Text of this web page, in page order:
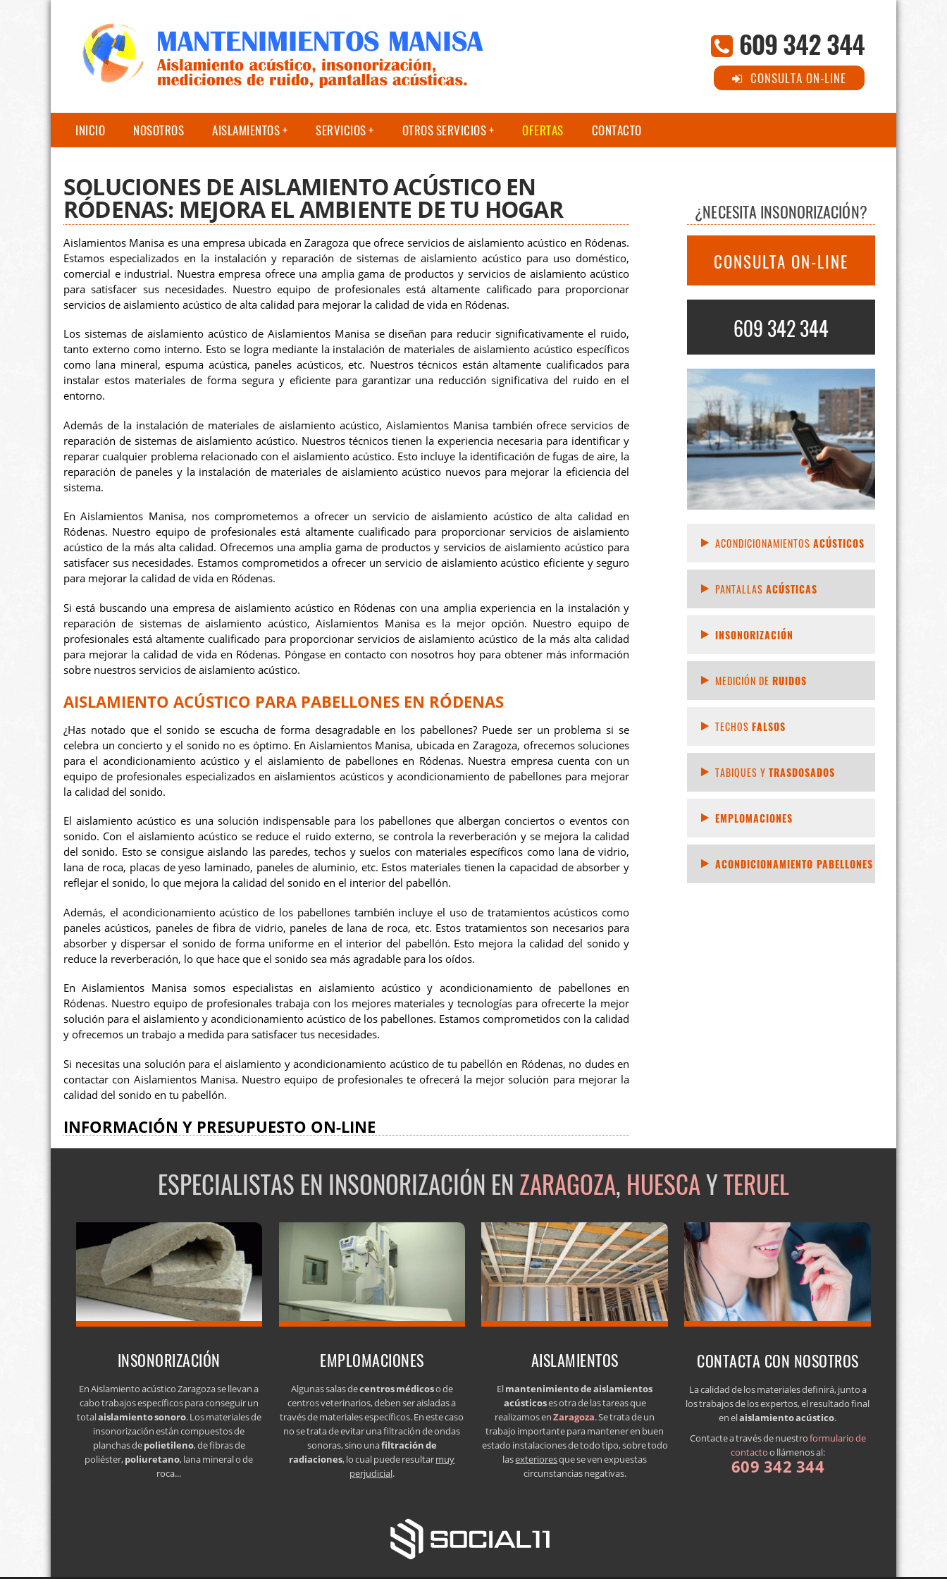
609 342 344
CONSULTA ON-LINE
INICIO NOSOTROS AISLAMIENTOS SERVICIOS OTROS SERVICIOS OFERTAS CONTACTO
SOLUCIONES DE AISLAMIENTO ACÚSTICO EN
RÓDENAS: MEJORA EL AMBIENTE DE TU HOGAR
Aislamientos Manisa es una empresa ubicada en Zaragoza que ofrece servicios de aislamiento acústico en Ródenas.
Estamos especializados en la instalación y reparación de sistemas de aislamiento acústico para uso doméstico,
comercial e industrial. Nuestra empresa ofrece una amplia gama de productos y servicios de aislamiento acústico
para satisfacer sus necesidades. Nuestro equipo de profesionales está altamente calificado para proporcionar
servicios de aislamiento acústico de alta calidad para mejorar la calidad de vida en Ródenas.
Los sistemas de aislamiento acústico de Aislamientos Manisa se diseñan para reducir significativamente el ruido,
tanto externo como interno. Esto se logra mediante la instalación de materiales de aislamiento acústico específicos
como lana mineral, espuma acústica, paneles acústicos, etc. Nuestros técnicos están altamente cualificados para
instalar estos materiales de forma segura y eficiente para garantizar una reducción significativa del ruido en el
entorno.
Además de la instalación de materiales de aislamiento acústico, Aislamientos Manisa también ofrece servicios de
reparación de sistemas de aislamiento acústico. Nuestros técnicos tienen la experiencia necesaria para identificar y
reparar cualquier problema relacionado con el aislamiento acústico. Esto incluye la identificación de fugas de aire, la
reparación de paneles y la instalación de materiales de aislamiento acústico nuevos para mejorar la eficiencia del
sistema.
En Aislamientos Manisa, nos comprometemos a ofrecer un servicio de aislamiento acústico de alta calidad en
Ródenas. Nuestro equipo de profesionales está altamente cualificado para proporcionar servicios de aislamiento
acústico de la más alta calidad. Ofrecemos una amplia gama de productos y servicios de aislamiento acústico para
satisfacer sus necesidades. Estamos comprometidos a ofrecer un servicio de aislamiento acústico eficiente y seguro
para mejorar la calidad de vida en Ródenas.
Si está buscando una empresa de aislamiento acústico en Ródenas con una amplia experiencia en la instalación y
reparación de sistemas de aislamiento acústico, Aislamientos Manisa es la mejor opción. Nuestro equipo de
profesionales está altamente cualificado para proporcionar servicios de aislamiento acústico de la más alta calidad
para mejorar la calidad de vida en Ródenas. Póngase en contacto con nosotros hoy para obtener más información
sobre nuestros servicios de aislamiento acústico.
AISLAMIENTO ACÚSTICO PARA PABELLONES EN RÓDENAS
¿Has notado que el sonido se escucha de forma desagradable en los pabellones? Puede ser un problema si se
celebra un concierto y el sonido no es óptimo. En Aislamientos Manisa, ubicada en Zaragoza, ofrecemos soluciones
para el acondicionamiento acústico y el aislamiento de pabellones en Ródenas. Nuestra empresa cuenta con un
equipo de profesionales especializados en aislamientos acústicos y acondicionamiento de pabellones para mejorar
la calidad del sonido.
El aislamiento acústico es una solución indispensable para los pabellones que albergan conciertos o eventos con
sonido. Con el aislamiento acústico se reduce el ruido externo, se controla la reverberación y se mejora la calidad
del sonido. Esto se consigue aislando las paredes, techos y suelos con materiales específicos como lana de vidrio,
lana de roca, placas de yeso laminado, paneles de aluminio, etc. Estos materiales tienen la capacidad de absorber y
reflejar el sonido, lo que mejora la calidad del sonido en el interior del pabellón.
Además, el acondicionamiento acústico de los pabellones también incluye el uso de tratamientos acústicos como
paneles acústicos, paneles de fibra de vidrio, paneles de lana de roca, etc. Estos tratamientos son necesarios para
absorber y dispersar el sonido de forma uniforme en el interior del pabellón. Esto mejora la calidad del sonido y
reduce la reverberación, lo que hace que el sonido sea más agradable para los oídos.
En Aislamientos Manisa somos especialistas en aislamiento acústico y acondicionamiento de pabellones en
Ródenas. Nuestro equipo de profesionales trabaja con los mejores materiales y tecnologías para ofrecerte la mejor
solución para el aislamiento y acondicionamiento acústico de los pabellones. Estamos comprometidos con la calidad
y ofrecemos un trabajo a medida para satisfacer tus necesidades.
Si necesitas una solución para el aislamiento y acondicionamiento acústico de tu pabellón en Ródenas, no dudes en
contactar con Aislamientos Manisa. Nuestro equipo de profesionales te ofrecerá la mejor solución para mejorar la
calidad del sonido en tu pabellón.
INFORMACIÓN Y PRESUPUESTO ON-LINE
¿NECESITA INSONORIZACIÓN?
CONSULTA ON-LINE
609 342 344
ACONDICIONAMIENTOS ACÚSTICOS
PANTALLAS ACÚSTICAS
INSONORIZACIÓN
MEDICIÓN DE RUIDOS
TECHOS FALSOS
TABIQUES Y TRASDOSADOS
EMPLOMACIONES
ACONDICIONAMIENTO PABELLONES
ESPECIALISTAS EN INSONORIZACIÓN ENZARAGOZA, HUESCAYTERUEL
INSONORIZACIÓN
En Aislamiento acústico Zaragoza se llevan a
cabo trabajos específicos para conseguir un
totalaislamiento sonoro. Los materiales de
insonorización están compuestos de
planchas depolietileno, de fibras de
poliéster,poliuretano, lana mineral o de
roca...
EMPLOMACIONES
Algunas salas decentros médicoso de
centros veterinarios, deben ser aisladas a
través de materiales específicos. En este caso
no se trata de evitar una filtración de ondas
sonoras, sino unafiltración de
radiaciones, lo cual puede resultarmuy
perjudicial.
AISLAMIENTOS
Elmantenimiento de aislamientos
acústicoses otra de las tareas que
realizamos enZaragoza. Se trata de un
trabajo importante para mantener en buen
estado instalaciones de todo tipo, sobre todo
lasexterioresque se ven expuestas
circunstancias negativas.
CONTACTA CON NOSOTROS
La calidad de los materiales definirá, junto a
los trabajos de los expertos, el resultado final
en elaislamiento acústico.
Contacte a través de nuestroformulario de
contactoo llámenos al:
609 342 344